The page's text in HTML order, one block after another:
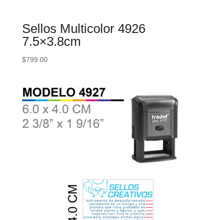
Sellos Multicolor 4926
7.5×3.8cm
$799.00